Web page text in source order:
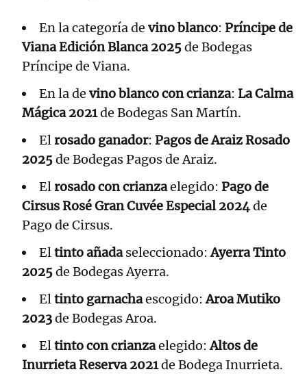
En la categoría de vino blanco: Príncipe de
Viana Edición Blanca 2025de Bodegas
Príncipe de Viana.
En la de vino blanco con crianza: La Calma
Mágica 2021de Bodegas San Martín.
Elrosado ganador: Pagos de Araiz Rosado
2025de Bodegas Pagos de Araiz.
Elrosado con crianzaelegido: Pago de
Cirsus Rosé Gran Cuvée Especial 2024de
Pago de Cirsus.
Eltinto añadaseleccionado:Ayerra Tinto
2025de Bodegas Ayerra.
Eltinto garnachaescogido:Aroa Mutiko
2023de Bodegas Aroa.
Eltinto con crianzaelegido:Altos de
Inurrieta Reserva 2021de Bodega Inurrieta.